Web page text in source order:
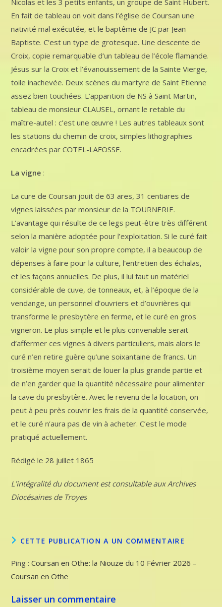
En fait de tableau on voit dans l’église de Coursan une
nativité mal exécutée, et le baptême de JC par Jean-
Baptiste. C’est un type de grotesque. Une descente de
Croix, copie remarquable d’un tableau de l’école flamande.
Jésus sur la Croix et l’évanouissement de la Sainte Vierge,
toile inachevée. Deux scènes du martyre de Saint Etienne
assez bien touchées. L’apparition de NS à Saint Martin,
tableau de monsieur CLAUSEL, ornant le retable du
maître-autel : c’est une œuvre ! Les autres tableaux sont
les stations du chemin de croix, simples lithographies
encadrées par COTEL-LAFOSSE.
La vigne :
La cure de Coursan jouit de 63 ares, 31 centiares de
vignes laissées par monsieur de la TOURNERIE.
L’avantage qui résulte de ce legs peut-être très différent
selon la manière adoptée pour l’exploitation. Si le curé fait
valoir la vigne pour son propre compte, il a beaucoup de
dépenses à faire pour la culture, l’entretien des échalas,
et les façons annuelles. De plus, il lui faut un matériel
considérable de cuve, de tonneaux, et, à l’époque de la
vendange, un personnel d’ouvriers et d’ouvrières qui
transforme le presbytère en ferme, et le curé en gros
vigneron. Le plus simple et le plus convenable serait
d’affermer ces vignes à divers particuliers, mais alors le
curé n’en retire guère qu’une soixantaine de francs. Un
troisième moyen serait de louer la plus grande partie et
de n’en garder que la quantité nécessaire pour alimenter
la cave du presbytère. Avec le revenu de la location, on
peut à peu près couvrir les frais de la quantité conservée,
et le curé n’aura pas de vin à acheter. C’est le mode
pratiqué actuellement.
Rédigé le 28 juillet 1865
L’intégralité du document est consultable aux Archives
Diocésaines de Troyes
CETTE PUBLICATION A UN COMMENTAIRE
Ping :Coursan en Othe: la Niouze du 10 Février 2026 –
Coursan en Othe
Laisser un commentaire